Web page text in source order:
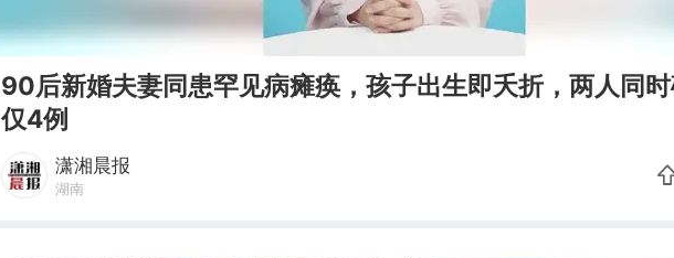
00:00
90后新婚夫妻同患罕见病瘫痪，孩子出生即夭折，两人同
仅4例
潇湘晨报
湖南